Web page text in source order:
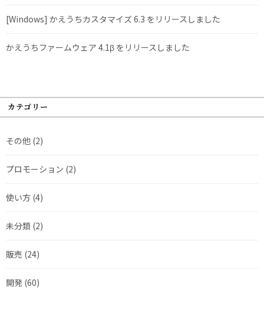
[Windows] かえうちカスタマイズ 6.3 をリリースしました
かえうちファームウェア 4.1β をリリースしました
カテゴリー
その他 (2)
プロモーション (2)
使い方 (4)
未分類 (2)
販売 (24)
開発 (60)